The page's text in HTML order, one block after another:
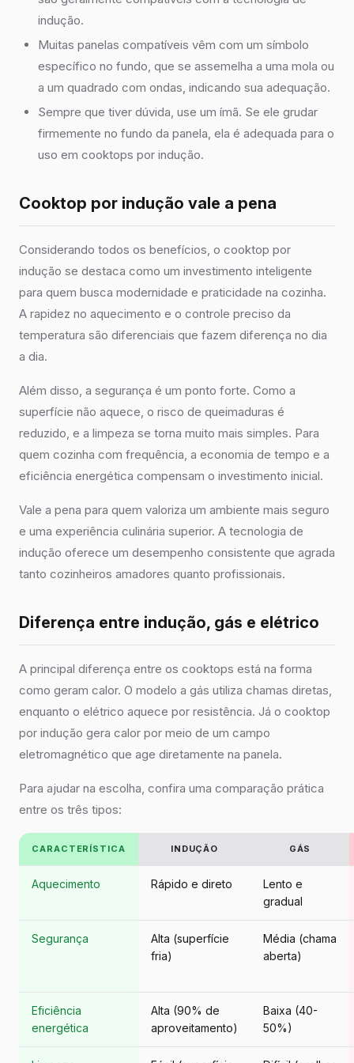
indução.
Muitas panelas compatíveis vêm com um símbolo
específico no fundo, que se assemelha a uma mola ou
a um quadrado com ondas, indicando sua adequação.
Sempre que tiver dúvida, use um ímã. Se ele grudar
firmemente no fundo da panela, ela é adequada para o
uso em cooktops por indução.
Cooktop por indução vale a pena
Considerando todos os benefícios, o cooktop por
indução se destaca como um investimento inteligente
para quem busca modernidade e praticidade na cozinha.
A rapidez no aquecimento e o controle preciso da
temperatura são diferenciais que fazem diferença no dia
a dia.
Além disso, a segurança é um ponto forte. Como a
superfície não aquece, o risco de queimaduras é
reduzido, e a limpeza se torna muito mais simples. Para
quem cozinha com frequência, a economia de tempo e a
eficiência energética compensam o investimento inicial.
Vale a pena para quem valoriza um ambiente mais seguro
e uma experiência culinária superior. A tecnologia de
indução oferece um desempenho consistente que agrada
tanto cozinheiros amadores quanto profissionais.
Diferença entre indução, gás e elétrico
A principal diferença entre os cooktops está na forma
como geram calor. O modelo a gás utiliza chamas diretas,
enquanto o elétrico aquece por resistência. Já o cooktop
por indução gera calor por meio de um campo
eletromagnético que age diretamente na panela.
Para ajudar na escolha, confira uma comparação prática
entre os três tipos:
CARACTERÍSTICA INDUÇÃO GÁS
Aquecimento Rápido e direto
Lento e
gradual
Segurança
Alta (superfície
fria)
Média (chama
aberta)
Eficiência
energética
Alta (90% de
aproveitamento)
Baixa (40-
50%)